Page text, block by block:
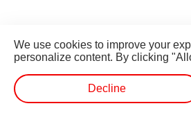
We use cookies to improve your
personalize content. By clicking
Decline